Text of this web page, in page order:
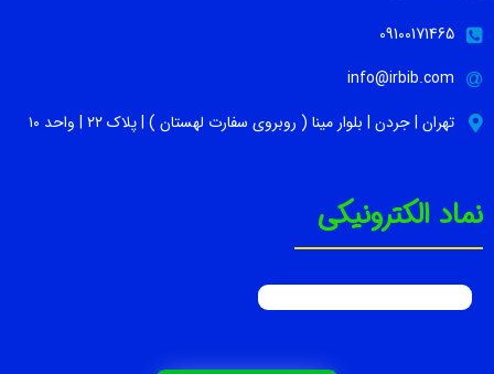
09100171465
info@irbib.com
تهران | جردن | بلوار مینا ( روبروی سفارت لهستان ) | پلاک ۲۲ | واحد ۱۰
نماد الکترونیکی